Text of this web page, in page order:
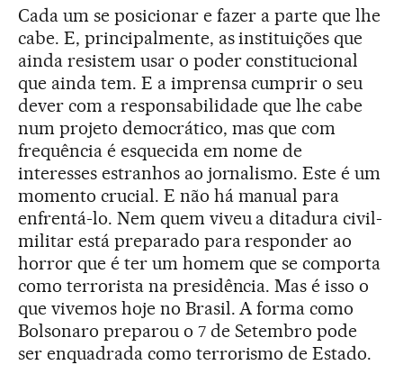
Cada um se posicionar e fazer a parte que lhe
cabe. E, principalmente, as instituições que
ainda resistem usar o poder constitucional
que ainda tem. E a imprensa cumprir o seu
dever com a responsabilidade que lhe cabe
num projeto democrático, mas que com
frequência é esquecida em nome de
interesses estranhos ao jornalismo. Este é um
momento crucial. E não há manual para
enfrentá-lo. Nem quem viveu a ditadura civil-
militar está preparado para responder ao
horror que é ter um homem que se comporta
como terrorista na presidência. Mas é isso o
que vivemos hoje no Brasil. A forma como
Bolsonaro preparou o 7 de Setembro pode
ser enquadrada como terrorismo de Estado.